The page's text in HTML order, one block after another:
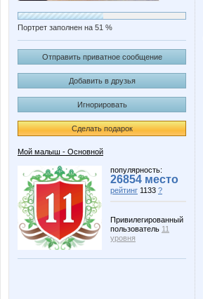
Портрет заполнен на 51 %
Отправить приватное сообщение
Добавить в друзья
Игнорировать
Сделать подарок
Мой малыш - Основной
популярность:
26854 место
рейтинг 1133 ?
Привилегированный
пользователь 11
уровня